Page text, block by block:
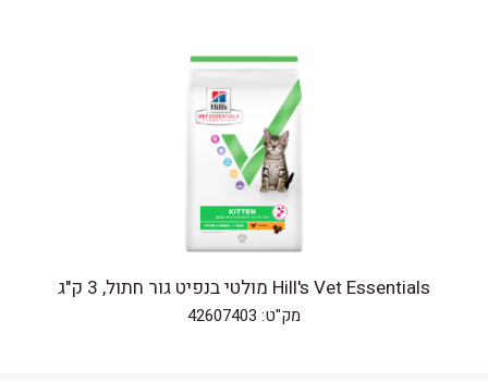
Hill's Vet Essentials מולטי בנפיט גור חתול, 3 ק"ג
מק"ט: 42607403